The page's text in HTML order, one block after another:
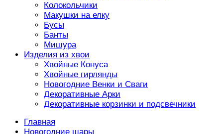
Колокольчики
Макушки на елку
Бусы
Банты
Мишура
Изделия из хвои
Хвойные Конуса
Хвойные гирлянды
Новогодние Венки и Сваги
Декоративные Арки
Декоративные корзинки и подсвечники
Главная
Новогодние шары